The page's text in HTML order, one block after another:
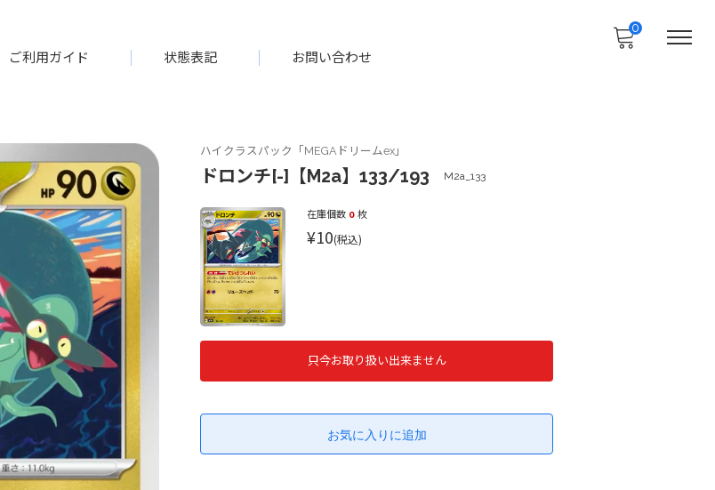
ご利用ガイド 状態表記 お問い合わせ
0
ハイクラスパック「MEGAドリームex」
ドロンチ[-]【M2a】133/193 M2a_133
在庫個数 0 枚
¥10(税込)
只今お取り扱い出来ません